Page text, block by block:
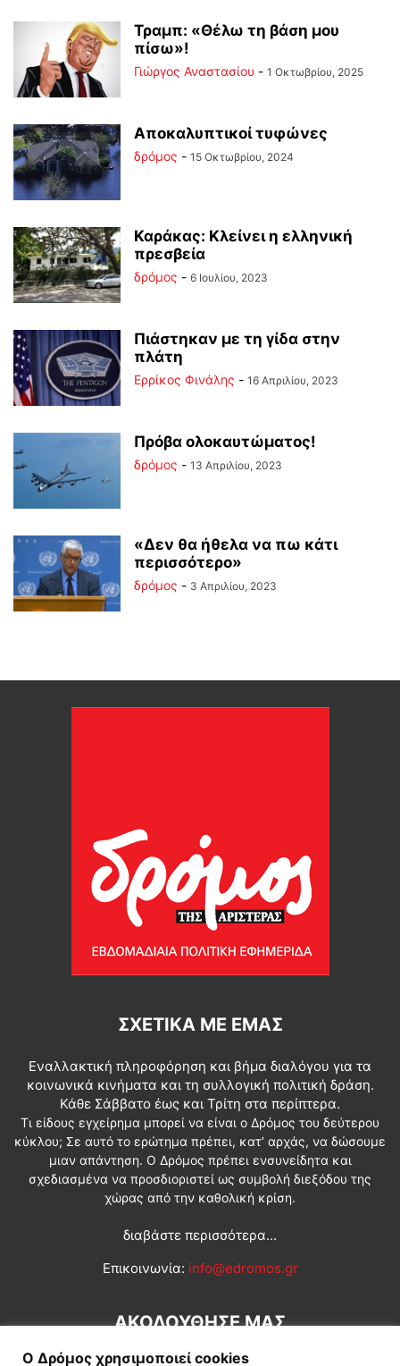
Τραμπ: «Θέλω τη βάση μου
πίσω»!
Γιώργος Αναστασίου - 1 Οκτωβρίου, 2025
Αποκαλυπτικοί τυφώνες
δρόμος - 15 Οκτωβρίου, 2024
Καράκας: Κλείνει η ελληνική
πρεσβεία
δρόμος - 6 Ιουλίου, 2023
Πιάστηκαν με τη γίδα στην
πλάτη
Ερρίκος Φινάλης - 16 Απριλίου, 2023
Πρόβα ολοκαυτώματος!
δρόμος - 13 Απριλίου, 2023
«Δεν θα ήθελα να πω κάτι
περισσότερο»
δρόμος - 3 Απριλίου, 2023
ΣΧΕΤΙΚΆ ΜΕ ΕΜΆΣ
Εναλλακτική πληροφόρηση και βήμα διαλόγου για τα
κοινωνικά κινήματα και τη συλλογική πολιτική δράση.
Κάθε Σάββατο έως και Τρίτη στα περίπτερα.
Τι είδους εγχείρημα μπορεί να είναι ο Δρόμος του δεύτερου
κύκλου; Σε αυτό το ερώτημα πρέπει, κατ’ αρχάς, να δώσουμε
μιαν απάντηση. Ο Δρόμος πρέπει ενσυνείδητα και
σχεδιασμένα να προσδιοριστεί ως συμβολή διεξόδου της
χώρας από την καθολική κρίση.
διαβάστε περισσότερα...
Επικοινωνία: info@edromos.gr
ΑΚΟΛΟΥΘΗΣΕ ΜΑΣ
Ο Δρόμος χρησιμοποιεί cookies